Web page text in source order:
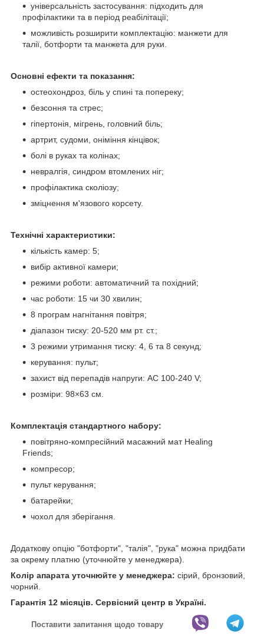
універсальність застосування: підходить для
профілактики та в період реабілітації;
можливість розширити комплектацію: манжети для
талії, ботфорти та манжета для руки.
Основні ефекти та показання:
остеохондроз, біль у спині та попереку;
безсоння та стрес;
гіпертонія, мігрень, головний біль;
артрит, судоми, оніміння кінцівок;
болі в руках та колінах;
невралгія, синдром втомлених ніг;
профілактика сколіозу;
зміцнення м'язового корсету.
Технічні характеристики:
кількість камер: 5;
вибір активної камери;
режими роботи: автоматичний та похідний;
час роботи: 15 чи 30 хвилин;
8 програм нагнітання повітря;
діапазон тиску: 20-520 мм рт. ст.;
3 режими утримання тиску: 4, 6 та 8 секунд;
керування: пульт;
захист від перепадів напруги: AC 100-240 V;
розміри: 98×63 см.
Комплектація стандартного набору:
повітряно-компресійний масажний мат Healing
Friends;
компресор;
пульт керування;
батарейки;
чохол для зберігання.
Додаткову опцію "ботфорти", "талія", "рука" можна придбати
за окрему платню (уточнюйте у менеджера).
Колір апарата уточнюйте у менеджера: сірий, бронзовий,
чорний.
Гарантія 12 місяців. Сервісний центр в Україні.
Поставити запитання щодо товару